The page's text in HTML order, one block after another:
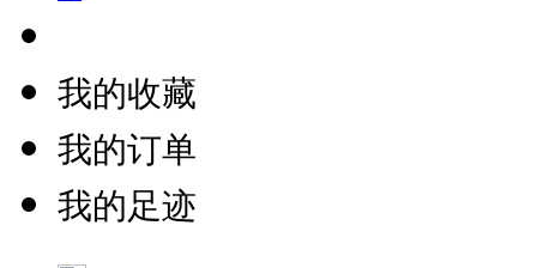
我的收藏
我的订单
我的足迹